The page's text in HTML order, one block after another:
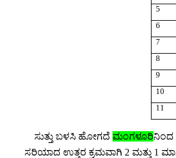
5
6
7
8
9
10
11
ಸುತ್ತು ಬಳಸಿ ಹೋಗದೆ ಮಂಗಳೂರಿನಿಂದ
ಸರಿಯಾದ ಉತ್ತರ ಕ್ರಮವಾಗಿ 2 ಮತ್ತು 1